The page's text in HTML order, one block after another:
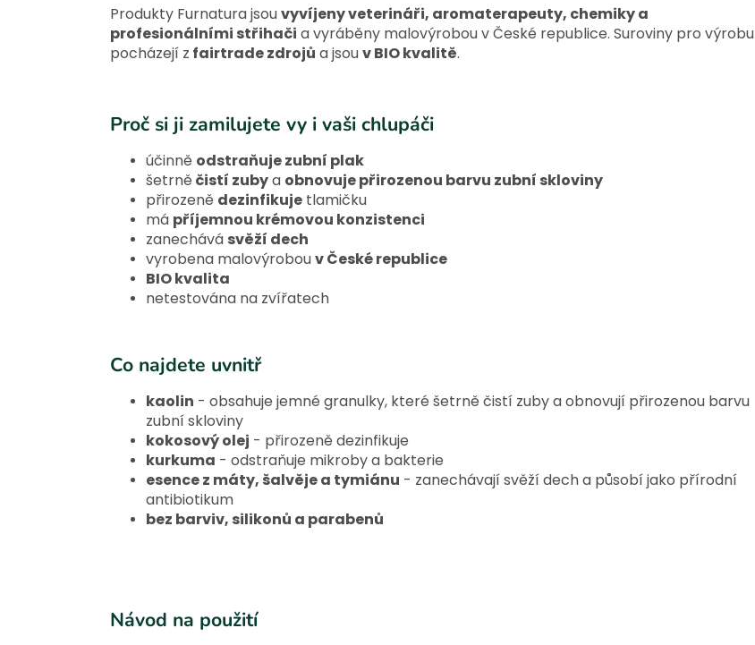
Produkty Furnatura jsouvyvíjeny veterináři, aromaterapeuty, chemiky a
profesionálními střihači a vyráběny malovýrobou v České republice. Suroviny pro výrobu
pocházejí z fairtrade zdrojů a jsouv BIO kvalitě.
Proč si ji zamilujete vy i vaši chlupáči
účinně odstraňuje zubní plak
šetrně čistí zubya obnovuje přirozenou barvu zubní skloviny
přirozeně dezinfikuje tlamičku
má příjemnou krémovou konzistenci
zanechává svěží dech
vyrobena malovýrobouv České republice
BIO kvalita
netestována na zvířatech
Co najdete uvnitř
kaolin - obsahuje jemné granulky, které šetrně čistí zuby a obnovují přirozenou barvu
zubní skloviny
kokosový olej - přirozeně dezinfikuje
kurkuma - odstraňuje mikroby a bakterie
esence z máty, šalvěje a tymiánu - zanechávají svěží dech a působí jako přírodní
antibiotikum
bez barviv, silikonů a parabenů
Návod na použití